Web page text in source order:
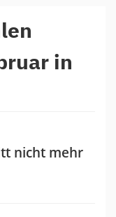
in
nicht mehr